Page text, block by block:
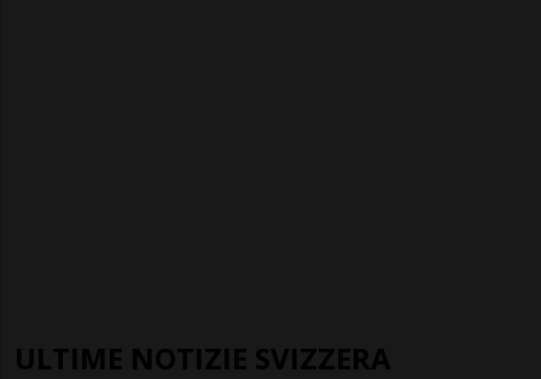
ULTIME NOTIZIE SVIZZERA